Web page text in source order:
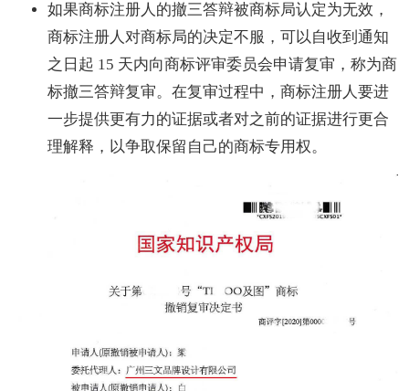
如果商标注册人的撤三答辩被商标局认定为无效，
商标注册人对商标局的决定不服，可以自收到通知
之日起 15 天内向商标评审委员会申请复审，称为商
标撤三答辩复审。在复审过程中，商标注册人要进
一步提供更有力的证据或者对之前的证据进行更合
理解释，以争取保留自己的商标专用权。